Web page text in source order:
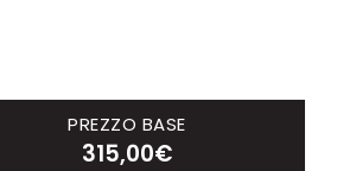
PREZZO BASE
315,00€